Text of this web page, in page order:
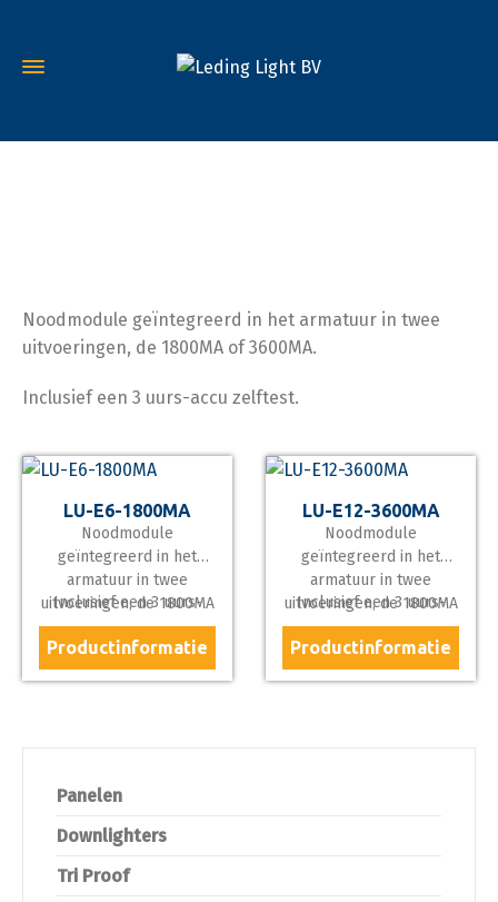
Noodmodule geïntegreerd in het armatuur in twee
uitvoeringen, de 1800MA of 3600MA.
Inclusief een 3 uurs-accu zelftest.
LU-E6-1800MA
Noodmodule
geïntegreerd in het
armatuur in twee
uitvoeringen, de 1800MA
of 3600MA.
Inclusief een 3 uurs-
accu zelftest.
Productinformatie
LU-E12-3600MA
Noodmodule
geïntegreerd in het
armatuur in twee
uitvoeringen, de 1800MA
of 3600MA.
Inclusief een 3 uurs-
accu zelftest.
Productinformatie
Panelen
Downlighters
Tri Proof